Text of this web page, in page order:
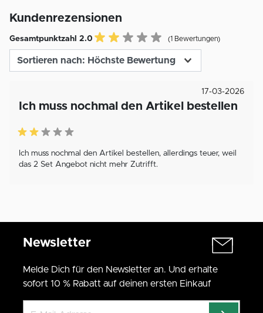
Kundenrezensionen
Gesamtpunktzahl 2.0 (1 Bewertungen)
Ich muss nochmal den Artikel bestellen
Ich muss nochmal den Artikel bestellen, allerdings teuer, weil
das 2 Set Angebot nicht mehr Zutrifft.
17-03-2026
Newsletter
Melde Dich für den Newsletter an. Und erhalte
sofort 10 % Rabatt auf deinen ersten Einkauf